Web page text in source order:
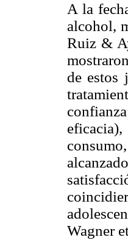
A la
alcohol,
Ruiz &
de estos
Wagner